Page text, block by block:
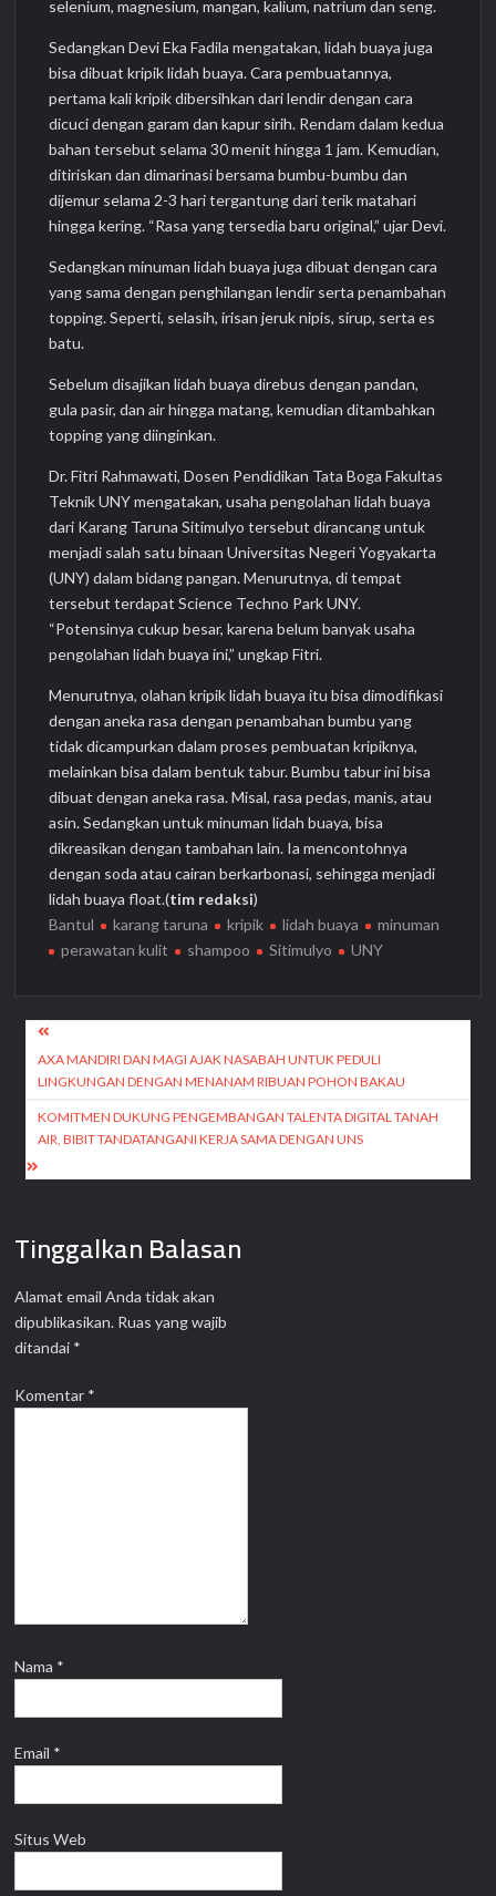
selenium, magnesium, mangan, kalium, natrium dan seng.
Sedangkan Devi Eka Fadila mengatakan, lidah buaya juga
bisa dibuat kripik lidah buaya. Cara pembuatannya,
pertama kali kripik dibersihkan dari lendir dengan cara
dicuci dengan garam dan kapur sirih. Rendam dalam kedua
bahan tersebut selama 30 menit hingga 1 jam. Kemudian,
ditiriskan dan dimarinasi bersama bumbu-bumbu dan
dijemur selama 2-3 hari tergantung dari terik matahari
hingga kering. “Rasa yang tersedia baru original,” ujar Devi.
Sedangkan minuman lidah buaya juga dibuat dengan cara
yang sama dengan penghilangan lendir serta penambahan
topping. Seperti, selasih, irisan jeruk nipis, sirup, serta es
batu.
Sebelum disajikan lidah buaya direbus dengan pandan,
gula pasir, dan air hingga matang, kemudian ditambahkan
topping yang diinginkan.
Dr. Fitri Rahmawati, Dosen Pendidikan Tata Boga Fakultas
Teknik UNY mengatakan, usaha pengolahan lidah buaya
dari Karang Taruna Sitimulyo tersebut dirancang untuk
menjadi salah satu binaan Universitas Negeri Yogyakarta
(UNY) dalam bidang pangan. Menurutnya, di tempat
tersebut terdapat Science Techno Park UNY.
“Potensinya cukup besar, karena belum banyak usaha
pengolahan lidah buaya ini,” ungkap Fitri.
Menurutnya, olahan kripik lidah buaya itu bisa dimodifikasi
dengan aneka rasa dengan penambahan bumbu yang
tidak dicampurkan dalam proses pembuatan kripiknya,
melainkan bisa dalam bentuk tabur. Bumbu tabur ini bisa
dibuat dengan aneka rasa. Misal, rasa pedas, manis, atau
asin. Sedangkan untuk minuman lidah buaya, bisa
dikreasikan dengan tambahan lain. Ia mencontohnya
dengan soda atau cairan berkarbonasi, sehingga menjadi
lidah buaya float.(tim redaksi)
Bantul
karang taruna kripik lidah buaya
minuman
perawatan kulit
shampoo Sitimulyo UNY
Navigasi
pos
AXA MANDIRI DAN MAGI AJAK NASABAH UNTUK PEDULI
LINGKUNGAN DENGAN MENANAM RIBUAN POHON BAKAU
KOMITMEN DUKUNG PENGEMBANGAN TALENTA DIGITAL TANAH
AIR, BIBIT TANDATANGANI KERJA SAMA DENGAN UNS
Tinggalkan Balasan
Alamat email Anda tidak akan
dipublikasikan. Ruas yang wajib
ditandai *
Komentar *
Nama *
Email *
Situs Web